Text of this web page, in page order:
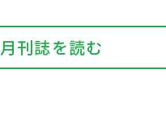
月刊誌を読む